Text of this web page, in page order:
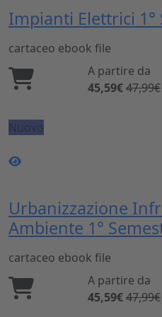
Impianti Elettrici 1°
cartaceo ebook file
A partire da
45,59€47,99€
Nuovo
Urbanizzazione
Ambiente 1°
cartaceo ebook file
A partire da
45,59€47,99€